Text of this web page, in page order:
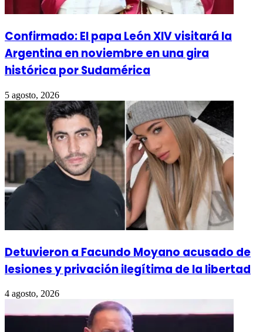
Confirmado: El papa León XIV visitará la
Argentina en noviembre en una gira
histórica por Sudamérica
5 agosto, 2026
Detuvieron a Facundo Moyano acusado de
lesiones y privación ilegítima de la libertad
4 agosto, 2026